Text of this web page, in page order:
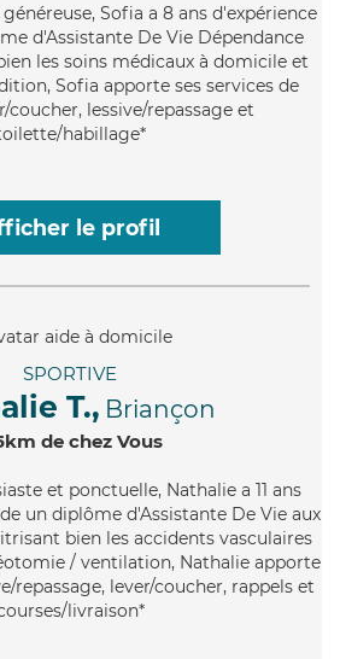
Sofia a 8 ans d'expérience
d'Assistante De Vie Dépendance
les soins médicaux à domicile et
Sofia apporte ses services de
coucher, lessive/repassage et
habillage*
le profil
SPORTIVE
T., Briançon
de chez Vous
et ponctuelle, Nathalie a 11 ans
un diplôme d'Assistante De Vie aux
bien les accidents vasculaires
/ ventilation, Nathalie apporte
repassage, lever/coucher, rappels et
livraison*